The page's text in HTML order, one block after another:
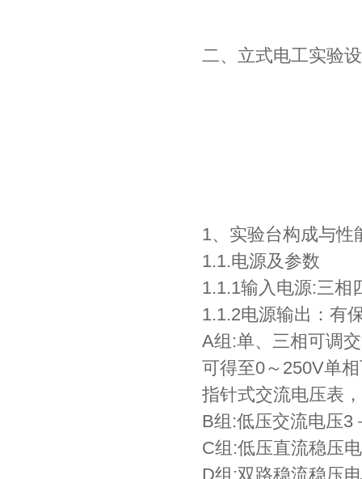
二、立式电工实验
1、实验台构成与性
1.1.电源及参数
1.1.1输入电源:三相
1.1.2电源输出：有
A组:单、三相可调
可得至0～250V单
指针式交流电压表
B组:低压交流电压3
C组:低压直流稳压
D组:双路稳流稳压